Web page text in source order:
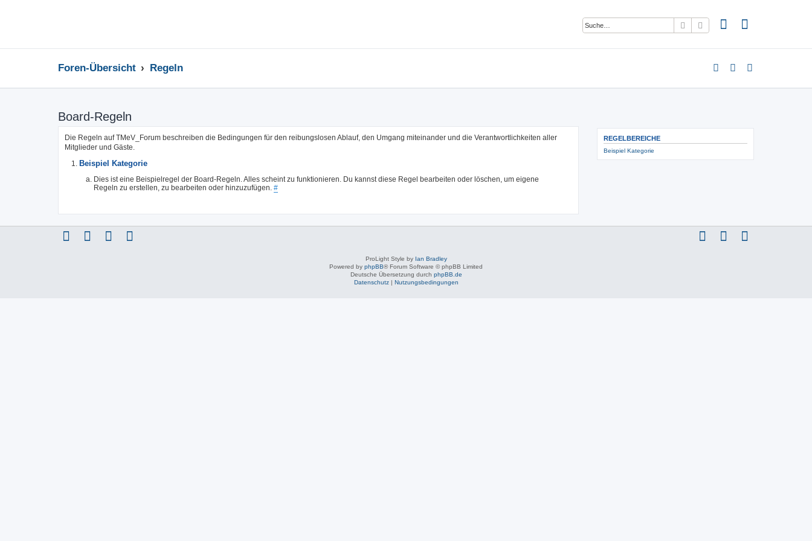
Suche
Foren-Übersicht Regeln
REGELBEREICHE
Beispiel Kategorie
Board-Regeln
Die Regeln auf TMeV_Forum beschreiben die Bedingungen für den reibungslosen Ablauf, den Umgang miteinander und die Verantwortlichkeiten aller
Mitglieder und Gäste.
Beispiel Kategorie
Dies ist eine Beispielregel der Board-Regeln. Alles scheint zu funktionieren. Du kannst diese Regel bearbeiten oder löschen, um eigene
Regeln zu erstellen, zu bearbeiten oder hinzuzufügen. #
ProLight Style by Ian Bradley
Powered by phpBB® Forum Software © phpBB Limited
Deutsche Übersetzung durch phpBB.de
Datenschutz| Nutzungsbedingungen